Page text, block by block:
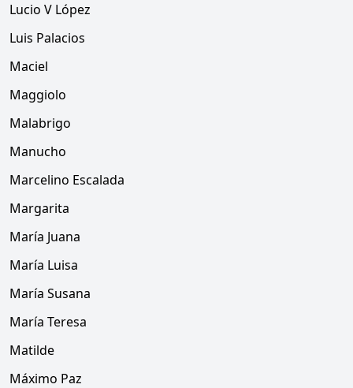
Lucio V López
Luis Palacios
Maciel
Maggiolo
Malabrigo
Manucho
Marcelino Escalada
Margarita
María Juana
María Luisa
María Susana
María Teresa
Matilde
Máximo Paz